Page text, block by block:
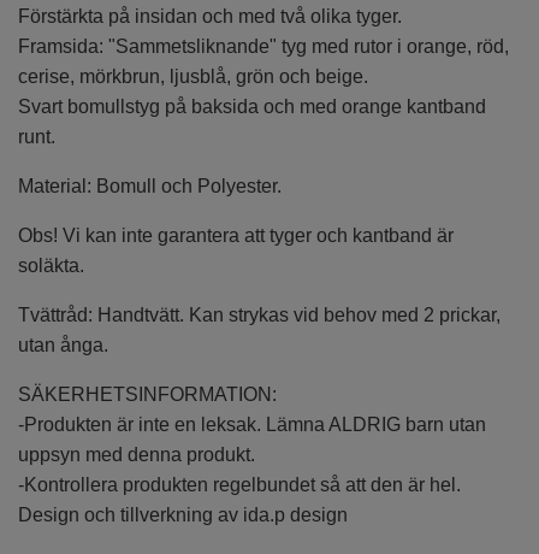
Förstärkta på insidan och med två olika tyger.
Framsida: "Sammetsliknande" tyg med rutor i orange, röd,
cerise, mörkbrun, ljusblå, grön och beige.
Svart bomullstyg på baksida och med orange kantband
runt.
Material: Bomull och Polyester.
Obs! Vi kan inte garantera att tyger och kantband är
soläkta.
Tvättråd: Handtvätt. Kan strykas vid behov med 2 prickar,
utan ånga.
SÄKERHETSINFORMATION:
-Produkten är inte en leksak. Lämna ALDRIG barn utan
uppsyn med denna produkt.
-Kontrollera produkten regelbundet så att den är hel.
Design och tillverkning av ida.p design